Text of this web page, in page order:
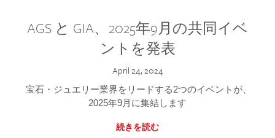
AGS と GIA、2025年9月の共同イベ
ントを発表
April 24, 2024
宝石・ジュエリー業界をリードする2つのイベントが、
2025年9月に集結します
続きを読む